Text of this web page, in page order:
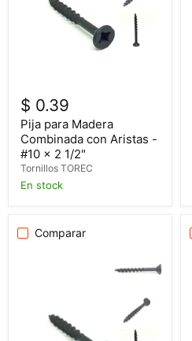
$ 0.39
Pija para Madera
Combinada con Aristas -
#10 x 2 1/2"
Tornillos TOREC
En stock
Comparar